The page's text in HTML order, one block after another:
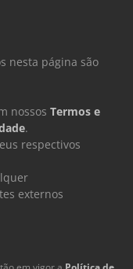
nesta página são
nossos Termos e
.
respectivos
externos